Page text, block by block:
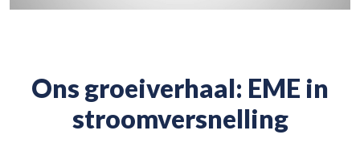
Ons groeiverhaal: EME in
stroomversnelling